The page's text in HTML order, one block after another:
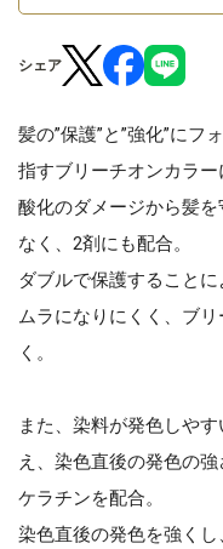
シェア
髪の”保護”と”強化”にフ
指すブリーチオンカラー
酸化のダメージから髪
なく、2剤にも配合。
ダブルで保護すること
ムラになりにくく、ブ
く。
また、染料が発色しや
え、染色直後の発色の
ケラチンを配合。
染色直後の発色を強くし